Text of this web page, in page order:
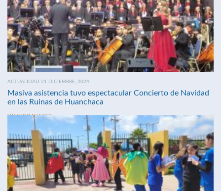
ACTUALIDAD 21 DICIEMBRE, 2024
Masiva asistencia tuvo espectacular Concierto de Navidad
en las Ruinas de Huanchaca
SIN COMENTARIOS